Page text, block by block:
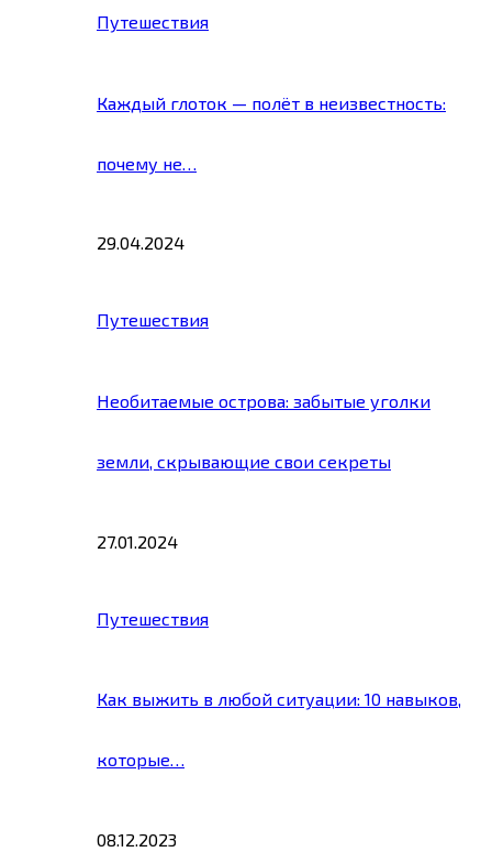
Путешествия
Каждый глоток — полёт в неизвестность:
почему не…
29.04.2024
Путешествия
Необитаемые острова: забытые уголки
земли, скрывающие свои секреты
27.01.2024
Путешествия
Как выжить в любой ситуации: 10 навыков,
которые…
08.12.2023